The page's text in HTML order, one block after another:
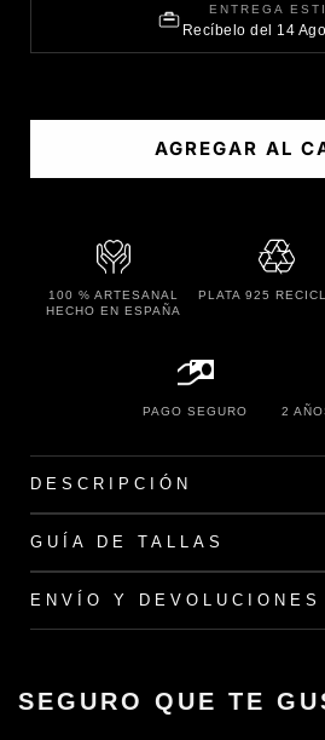
ENTREGA
Recíbelo del 14
AGREGAR AL
100 % ARTESANAL
HECHO EN ESPAÑA
PLATA 925
PAGO SEGURO 2
DESCRIPCIÓN
GUÍA DE TALLAS
ENVÍO Y DEVOLUCIONES
SEGURO QUE TE